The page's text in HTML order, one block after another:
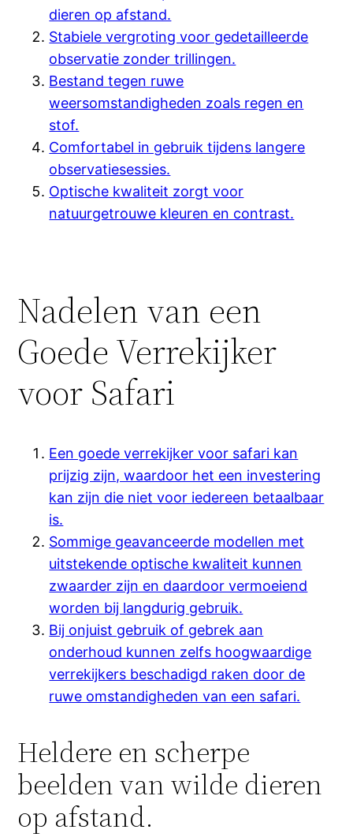
dieren op afstand.
Stabiele vergroting voor gedetailleerde
observatie zonder trillingen.
Bestand tegen ruwe
weersomstandigheden zoals regen en
stof.
Comfortabel in gebruik tijdens langere
observatiesessies.
Optische kwaliteit zorgt voor
natuurgetrouwe kleuren en contrast.
Nadelen van een
Goede Verrekijker
voor Safari
Een goede verrekijker voor safari kan
prijzig zijn, waardoor het een investering
kan zijn die niet voor iedereen betaalbaar
is.
Sommige geavanceerde modellen met
uitstekende optische kwaliteit kunnen
zwaarder zijn en daardoor vermoeiend
worden bij langdurig gebruik.
Bij onjuist gebruik of gebrek aan
onderhoud kunnen zelfs hoogwaardige
verrekijkers beschadigd raken door de
ruwe omstandigheden van een safari.
Heldere en scherpe
beelden van wilde dieren
op afstand.